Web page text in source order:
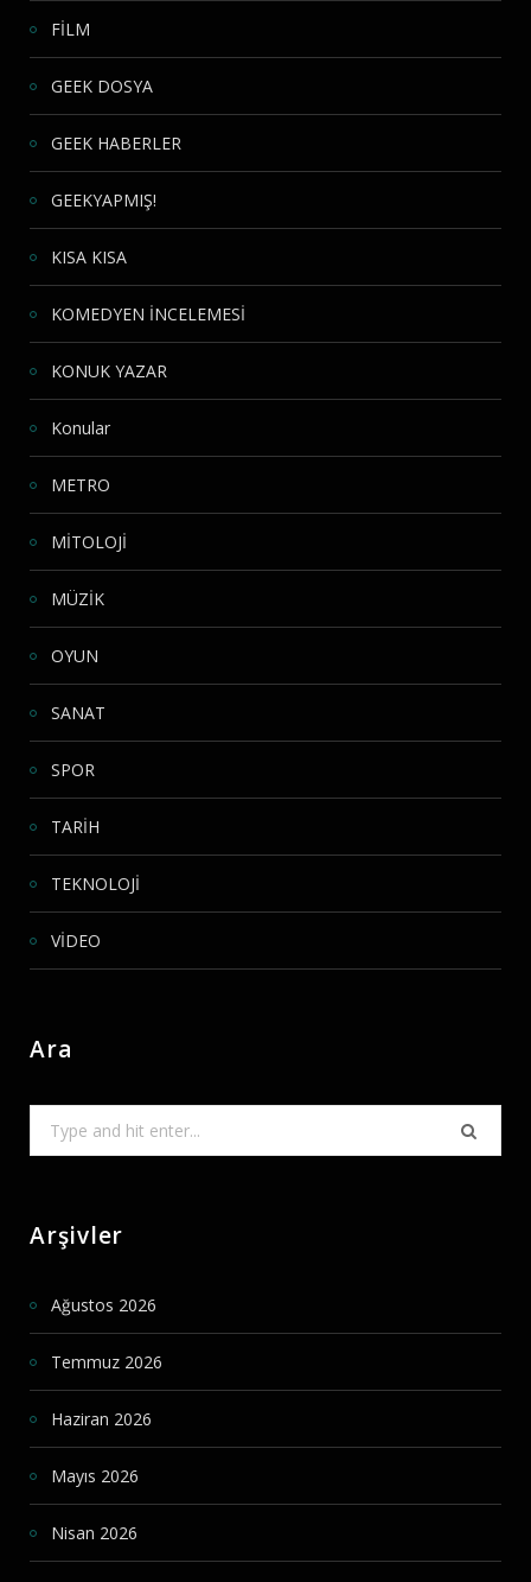
FİLM
GEEK DOSYA
GEEK HABERLER
GEEKYAPMIŞ!
KISA KISA
KOMEDYEN İNCELEMESİ
KONUK YAZAR
Konular
METRO
MİTOLOJİ
MÜZİK
OYUN
SANAT
SPOR
TARİH
TEKNOLOJİ
VİDEO
Ara
for:
Arşivler
Ağustos 2026
Temmuz 2026
Haziran 2026
Mayıs 2026
Nisan 2026